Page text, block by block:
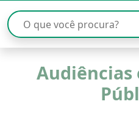
Audiências